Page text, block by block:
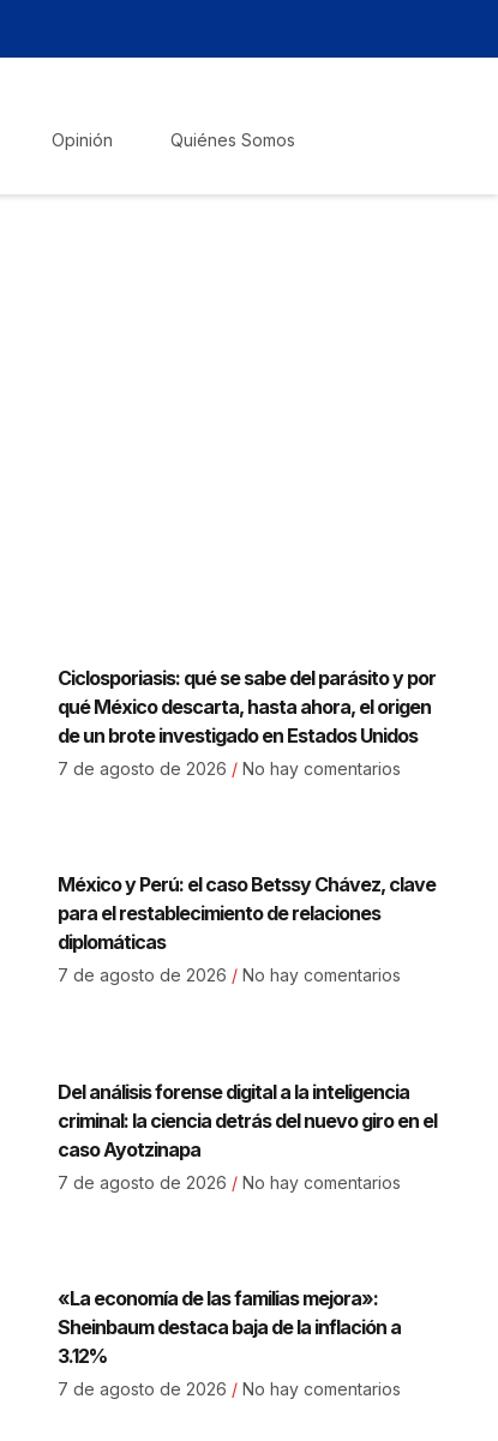
Opinión Quiénes Somos
Ciclosporiasis: qué se sabe del parásito y por
qué México descarta, hasta ahora, el origen
de un brote investigado en Estados Unidos
7 de agosto de 2026 No hay comentarios
México y Perú: el caso Betssy Chávez, clave
para el restablecimiento de relaciones
diplomáticas
7 de agosto de 2026 No hay comentarios
Del análisis forense digital a la inteligencia
criminal: la ciencia detrás del nuevo giro en el
caso Ayotzinapa
7 de agosto de 2026 No hay comentarios
«La economía de las familias mejora»:
Sheinbaum destaca baja de la inflación a
3.12%
7 de agosto de 2026 No hay comentarios